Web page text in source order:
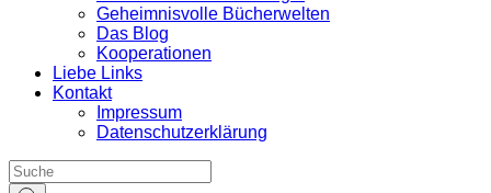
Geheimnisvolle Bücherwelten
Das Blog
Kooperationen
Liebe Links
Kontakt
Impressum
Datenschutzerklärung